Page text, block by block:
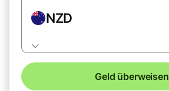
NZD
Geld überweisen